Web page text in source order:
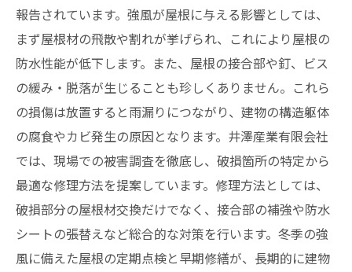
報告されています。強風が屋根に与える影響としては、
まず屋根材の飛散や割れが挙げられ、これにより屋根の
防水性能が低下します。また、屋根の接合部や釘、ビス
の緩み・脱落が生じることも珍しくありません。これら
の損傷は放置すると雨漏りにつながり、建物の構造躯体
の腐食やカビ発生の原因となります。井澤産業有限会社
では、現場での被害調査を徹底し、破損箇所の特定から
最適な修理方法を提案しています。修理方法としては、
破損部分の屋根材交換だけでなく、接合部の補強や防水
シートの張替えなど総合的な対策を行います。冬季の強
風に備えた屋根の定期点検と早期修繕が、長期的に建物